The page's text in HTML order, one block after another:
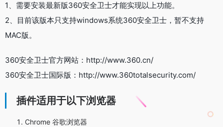
1、需要安装最新版360安全卫士才能实现以上功能。
2、目前该版本只支持windows系统360安全卫士，暂不支持
MAC版。
360安全卫士官方网站：http://www.360.cn/
360安全卫士国际版：http://www.360totalsecurity.com/
插件适用于以下浏览器
Chrome 谷歌浏览器